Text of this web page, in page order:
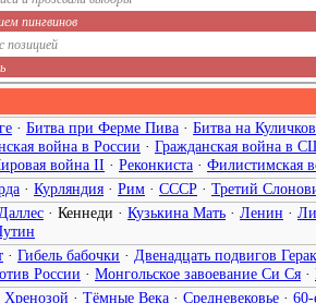
пингвинов
позицией
· Битва при Ферме Пива · Битва на
война в России · Гражданская война в
война II · Реконкиста · Филистимская
· Курляндия · Рим · СССР · Третий
Даллес · Кеннеди · Кузькина Мать · Ленин ·
· Гибель бабочки · Двенадцать подвигов
России · Монгольское завоевание Си Ся ·
Хренозой · Тёмные Века · Средневековье · 60-